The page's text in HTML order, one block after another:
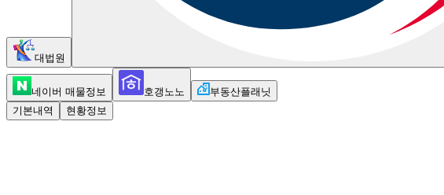
대법원
네이버 매물정보 호갱노노
부동산플래닛
기본내역
현황정보